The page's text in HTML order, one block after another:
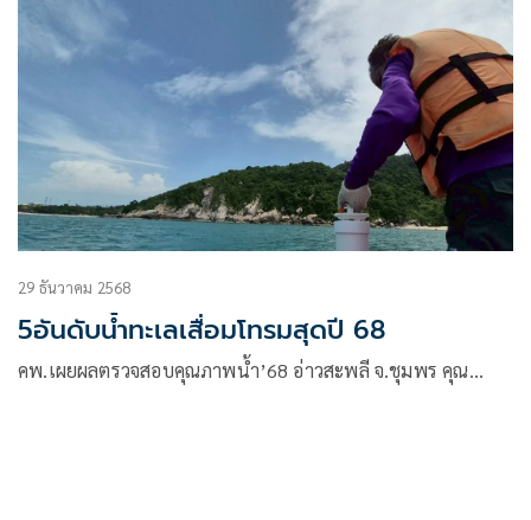
29 ธันวาคม 2568
5อันดับน้ำทะเลเสื่อมโทรมสุดปี 68
คพ.เผยผลตรวจสอบคุณภาพน้ำ’68 อ่าวสะพลี จ.ชุมพร คุณ…